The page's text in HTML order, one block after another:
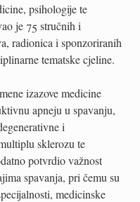
psihologije te
je 75 stručnih i
radionica i sponzoriranih
tematske cjeline.
izazove medicine
apneju u spavanju,
i
sklerozu te
potvrdio važnost
spavanja, pri čemu su
medicinske